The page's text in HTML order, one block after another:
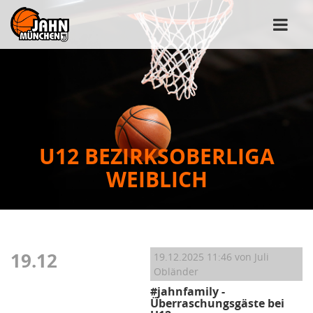
U12 BEZIRKSOBERLIGA
WEIBLICH
19.12 19.12.2025 11:46 von Juli
Obländer
#jahnfamily -
Überraschungsgäste bei